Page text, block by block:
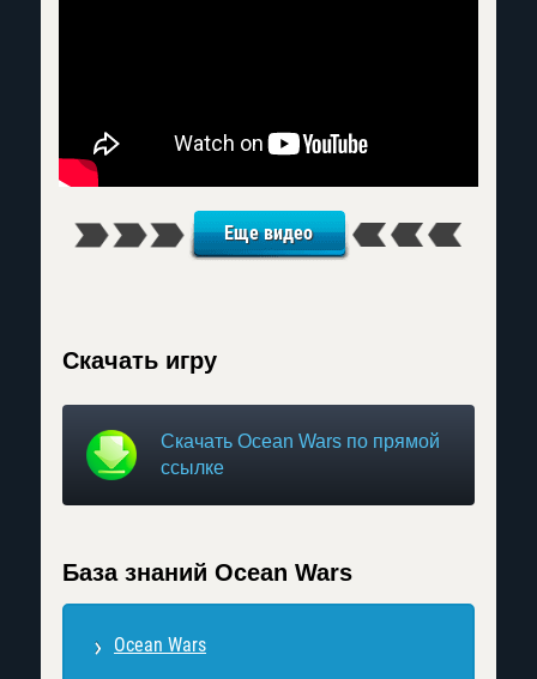
Еще видео
Скачать игру
Скачать Ocean Wars по прямой
ссылке
База знаний Ocean Wars
Ocean Wars